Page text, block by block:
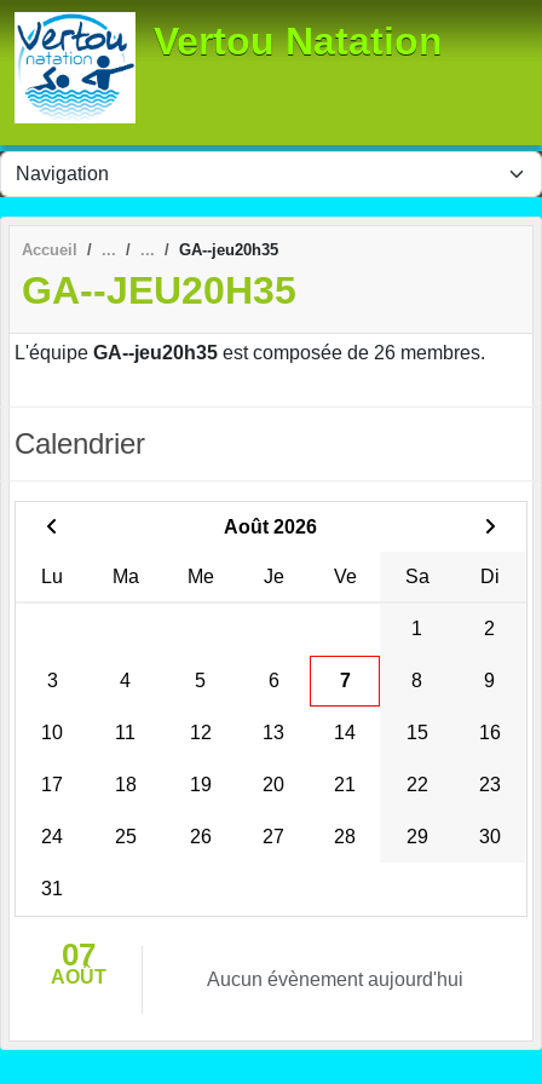
Vertou Natation
Accueil GA--jeu20h35
GA--JEU20H35
L'équipe GA--jeu20h35 est composée de 26 membres.
Calendrier
Août 2026
Lu Ma Me Je Ve Sa Di
1 2
3 4 5 6 7 8 9
10 11 12 13 14 15 16
17 18 19 20 21 22 23
24 25 26 27 28 29 30
31
07
AOÛT Aucun évènement aujourd'hui
Panneau de gestion des cookies